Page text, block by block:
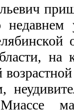
недавнем
на